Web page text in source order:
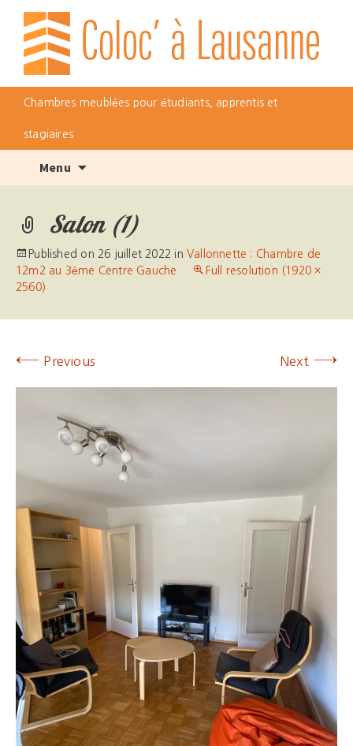
Chambres meublées pour étudiants, apprentis et
stagiaires
Menu
Salon (1)
Published on 26 juillet 2022 in Vallonnette : Chambre de
12m2 au 3ème Centre Gauche
Full resolution (1920 ×
2560)
← Previous Next →